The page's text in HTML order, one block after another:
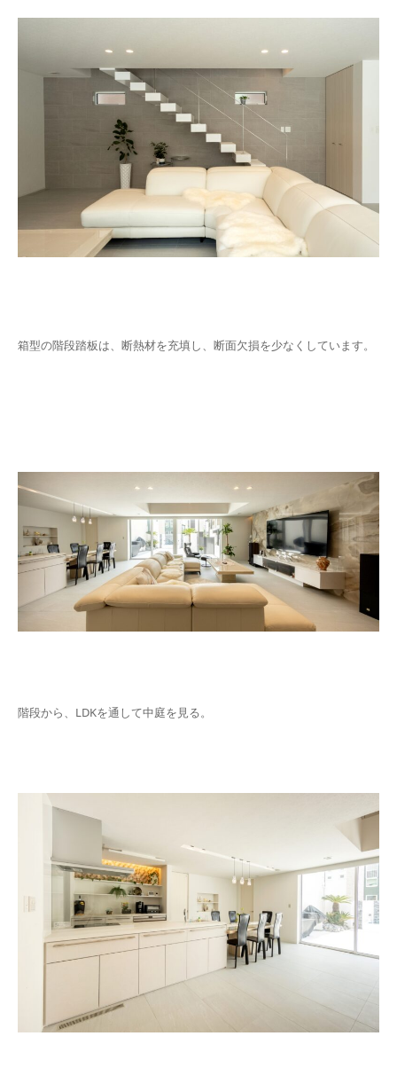
箱型の階段踏板は、断熱材を充填し、断面欠損を少なくしています。
階段から、LDKを通して中庭を見る。